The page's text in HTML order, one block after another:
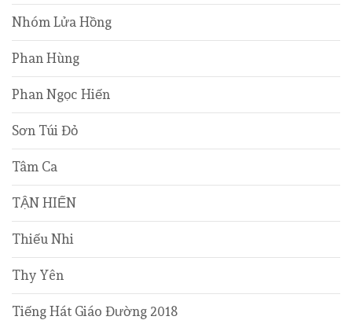
Nhóm Lửa Hồng
Phan Hùng
Phan Ngọc Hiến
Sơn Túi Đỏ
Tâm Ca
TẬN HIẾN
Thiếu Nhi
Thy Yên
Tiếng Hát Giáo Đường 2018